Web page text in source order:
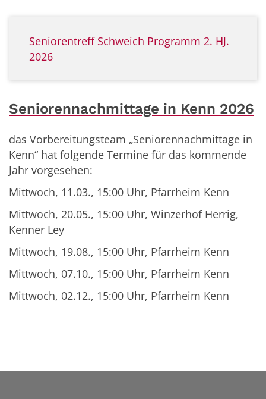
Seniorentreff Schweich Programm 2. HJ.
2026
Seniorennachmittage in Kenn 2026
das Vorbereitungsteam „Seniorennachmittage in
Kenn“ hat folgende Termine für das kommende
Jahr vorgesehen:
Mittwoch, 11.03., 15:00 Uhr, Pfarrheim Kenn
Mittwoch, 20.05., 15:00 Uhr, Winzerhof Herrig,
Kenner Ley
Mittwoch, 19.08., 15:00 Uhr, Pfarrheim Kenn
Mittwoch, 07.10., 15:00 Uhr, Pfarrheim Kenn
Mittwoch, 02.12., 15:00 Uhr, Pfarrheim Kenn